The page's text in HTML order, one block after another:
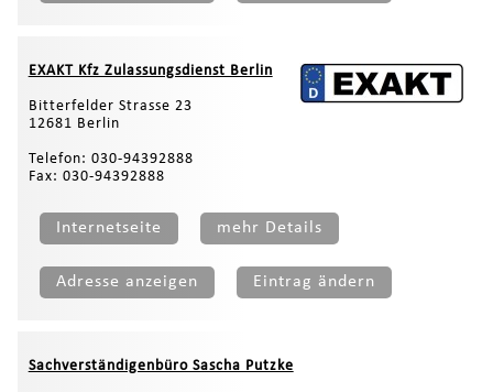
EXAKT Kfz Zulassungsdienst Berlin
Bitterfelder Strasse 23
12681 Berlin
Telefon: 030-94392888
Fax: 030-94392888
Internetseite mehr Details
Adresse anzeigen Eintrag ändern
Sachverständigenbüro Sascha Putzke